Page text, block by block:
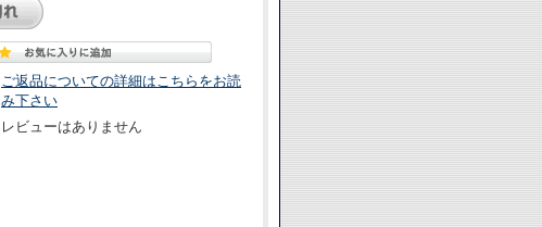
ご返品についての詳細はこちらをお読
み下さい
レビューはありません